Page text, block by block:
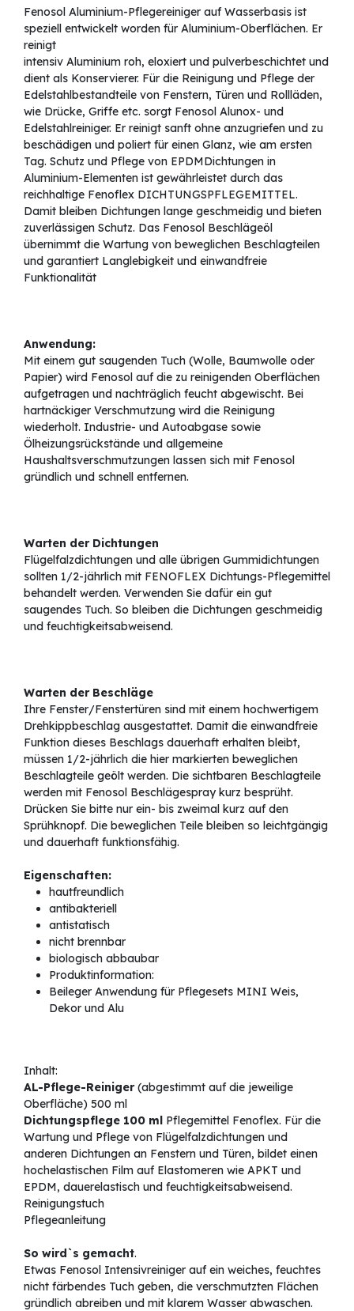
Fenosol Aluminium-Pflegereiniger auf Wasserbasis ist
speziell entwickelt worden für Aluminium-Oberflächen. Er
reinigt
intensiv Aluminium roh, eloxiert und pulverbeschichtet und
dient als Konservierer. Für die Reinigung und Pflege der
Edelstahlbestandteile von Fenstern, Türen und Rollläden,
wie Drücke, Griffe etc. sorgt Fenosol Alunox- und
Edelstahlreiniger. Er reinigt sanft ohne anzugriefen und zu
beschädigen und poliert für einen Glanz, wie am ersten
Tag. Schutz und Pflege von EPDMDichtungen in
Aluminium-Elementen ist gewährleistet durch das
reichhaltige Fenoflex DICHTUNGSPFLEGEMITTEL.
Damit bleiben Dichtungen lange geschmeidig und bieten
zuverlässigen Schutz. Das Fenosol Beschlägeöl
übernimmt die Wartung von beweglichen Beschlagteilen
und garantiert Langlebigkeit und einwandfreie
Funktionalität
Anwendung:
Mit einem gut saugenden Tuch (Wolle, Baumwolle oder
Papier) wird Fenosol auf die zu reinigenden Oberflächen
aufgetragen und nachträglich feucht abgewischt. Bei
hartnäckiger Verschmutzung wird die Reinigung
wiederholt. Industrie- und Autoabgase sowie
Ölheizungsrückstände und allgemeine
Haushaltsverschmutzungen lassen sich mit Fenosol
gründlich und schnell entfernen.
Warten der Dichtungen
Flügelfalzdichtungen und alle übrigen Gummidichtungen
sollten 1/2-jährlich mit FENOFLEX Dichtungs-Pflegemittel
behandelt werden. Verwenden Sie dafür ein gut
saugendes Tuch. So bleiben die Dichtungen geschmeidig
und feuchtigkeitsabweisend.
Warten der Beschläge
Ihre Fenster/Fenstertüren sind mit einem hochwertigem
Drehkippbeschlag ausgestattet. Damit die einwandfreie
Funktion dieses Beschlags dauerhaft erhalten bleibt,
müssen 1/2-jährlich die hier markierten beweglichen
Beschlagteile geölt werden. Die sichtbaren Beschlagteile
werden mit Fenosol Beschlägespray kurz besprüht.
Drücken Sie bitte nur ein- bis zweimal kurz auf den
Sprühknopf. Die beweglichen Teile bleiben so leichtgängig
und dauerhaft funktionsfähig.
Eigenschaften:
hautfreundlich
antibakteriell
antistatisch
nicht brennbar
biologisch abbaubar
Produktinformation:
Beileger Anwendung für Pflegesets MINI Weis,
Dekor und Alu
Inhalt:
AL-Pflege-Reiniger(abgestimmt auf die jeweilige
Oberfläche) 500 ml
Dichtungspflege 100 ml Pflegemittel Fenoflex. Für die
Wartung und Pflege von Flügelfalzdichtungen und
anderen Dichtungen an Fenstern und Türen, bildet einen
hochelastischen Film auf Elastomeren wie APKT und
EPDM, dauerelastisch und feuchtigkeitsabweisend.
Reinigungstuch
Pflegeanleitung
So wird`s gemacht.
Etwas Fenosol Intensivreiniger auf ein weiches, feuchtes
nicht färbendes Tuch geben, die verschmutzten Flächen
gründlich abreiben und mit klarem Wasser abwaschen.